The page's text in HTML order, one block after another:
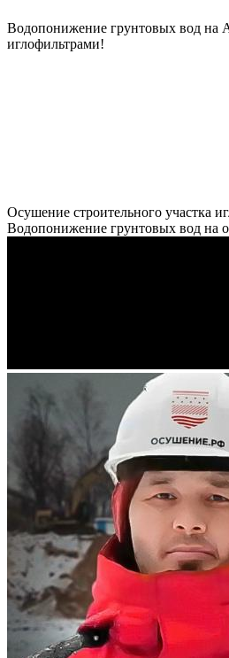
Водопонижение грунтовых вод на
иглофильтрами!
Осушение строительного участка
Водопонижение грунтовых вод на